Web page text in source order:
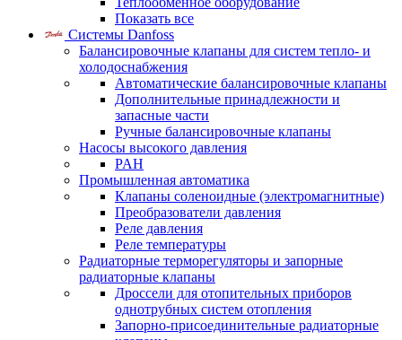
Показать все
Системы Danfoss
Балансировочные клапаны для систем тепло- и
холодоснабжения
Автоматические балансировочные клапаны
Дополнительные принадлежности и
запасные части
Ручные балансировочные клапаны
Насосы высокого давления
PAH
Промышленная автоматика
Клапаны соленоидные (электромагнитные)
Преобразователи давления
Реле давления
Реле температуры
Радиаторные терморегуляторы и запорные
радиаторные клапаны
Дроссели для отопительных приборов
однотрубных систем отопления
Запорно-присоединительные радиаторные